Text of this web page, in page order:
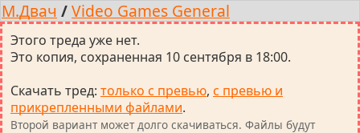
М.Двач /Video Games General
Этого треда уже нет.
Это копия, сохраненная 10 сентября в 18:00.
Скачать тред: только с превью, с превью и
прикрепленными файлами.
Второй вариант может долго скачиваться. Файлы будут